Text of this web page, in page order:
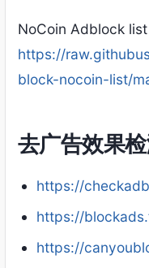
NoCoin Adblock list
https://
block-nocoin-list/
去广告效果
https://
https://
https://